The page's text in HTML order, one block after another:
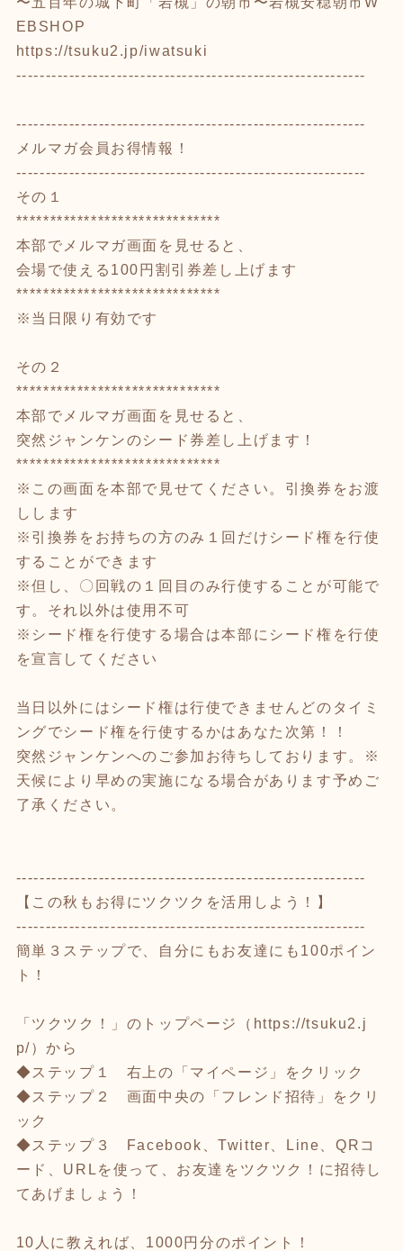
EBSHOP
https://tsuku2.jp/iwatsuki
-----------------------------------------------------------
-----------------------------------------------------------
メルマガ会員お得情報！
-----------------------------------------------------------
その１
******************************
本部でメルマガ画面を見せると、
会場で使える100円割引券差し上げます
******************************
※当日限り有効です
その２
******************************
本部でメルマガ画面を見せると、
突然ジャンケンのシード券差し上げます！
******************************
※この画面を本部で見せてください。引換券をお渡
しします
※引換券をお持ちの方のみ１回だけシード権を行使
することができます
※但し、〇回戦の１回目のみ行使することが可能で
す。それ以外は使用不可
※シード権を行使する場合は本部にシード権を行使
を宣言してください
当日以外にはシード権は行使できませんどのタイミ
ングでシード権を行使するかはあなた次第！！
突然ジャンケンへのご参加お待ちしております。※
天候により早めの実施になる場合があります予めご
了承ください。
-----------------------------------------------------------
【この秋もお得にツクツクを活用しよう！】
-----------------------------------------------------------
簡単３ステップで、自分にもお友達にも100ポイン
ト！
「ツクツク！」のトップページ（ https://tsuku2.j
p/）から
◆ステップ１ 右上の「マイページ」をクリック
◆ステップ２ 画面中央の「フレンド招待」をクリ
ック
◆ステップ３ Facebook、Twitter、Line、QRコ
ード、URLを使って、お友達をツクツク！に招待し
てあげましょう！
10人に教えれば、1000円分のポイント！